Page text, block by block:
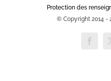
Protection des
© Copyright 2014 -